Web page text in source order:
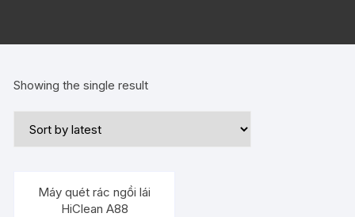
Showing the single result
Máy quét rác ngồi lái
HiClean A88